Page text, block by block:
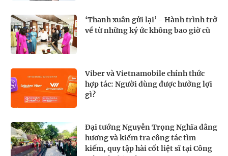
‘Thanh xuân gửi lại’ - Hành trình trở
về từ những ký ức không bao giờ cũ
Viber và Vietnamobile chính thức
hợp tác: Người dùng được hưởng lợi
gì?
Đại tướng Nguyễn Trọng Nghĩa dâng
hương và kiểm tra công tác tìm
kiếm, quy tập hài cốt liệt sĩ tại Công